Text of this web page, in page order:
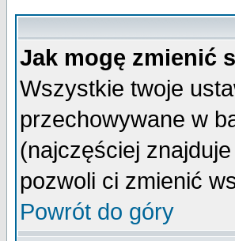
Jak mogę zmienić
Wszystkie twoje
przechowywane w
(najczęściej
pozwoli ci zmienić
Powrót do góry